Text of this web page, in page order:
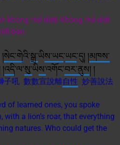
không thể diệt| Không thể diệt
bàn.
སེང་གེའི་སྒྲ་ཡིས་ཡང་ཡང་དུ། །མཁས་
།འདི་ལ་སུ་ཡིས་འགོང་བར་ནུས། །
子吼 數數宣說離自性 妙善說法
of learned ones, you spoke
with a lion’s roar, that everything
natures. Who could get the